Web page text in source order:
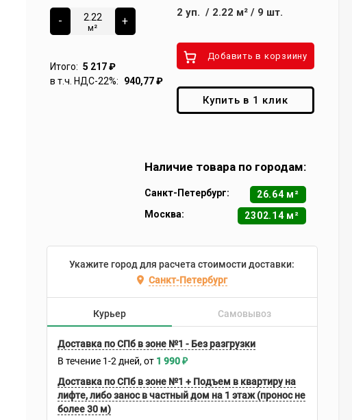
-
м²
+
Итого: 5 217₽
в т.ч. НДС-22%:
940,77₽
2 уп. / 2.22 м²/ 9 шт.
Добавить в корзиину
Купить в 1 клик
Наличие товара по городам:
Санкт-Петербург:
26.64 м²
Москва:
2302.14 м²
Укажите город для расчета стоимости доставки:
Санкт-Петербург
Курьер Самовывоз
Доставка по СПб в зоне №1 - Без разгрузки
В течение 1-2 дней 1 990₽
Доставка по СПб в зоне №1 + Подъем в квартиру на
лифте, либо занос в частный дом на 1 этаж (пронос не
более 30 м)